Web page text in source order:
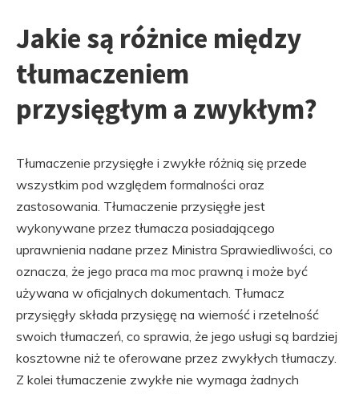
Jakie są różnice między
tłumaczeniem
przysięgłym a zwykłym?
Tłumaczenie przysięgłe i zwykłe różnią się przede
wszystkim pod względem formalności oraz
zastosowania. Tłumaczenie przysięgłe jest
wykonywane przez tłumacza posiadającego
uprawnienia nadane przez Ministra Sprawiedliwości, co
oznacza, że jego praca ma moc prawną i może być
używana w oficjalnych dokumentach. Tłumacz
przysięgły składa przysięgę na wierność i rzetelność
swoich tłumaczeń, co sprawia, że jego usługi są bardziej
kosztowne niż te oferowane przez zwykłych tłumaczy.
Z kolei tłumaczenie zwykłe nie wymaga żadnych